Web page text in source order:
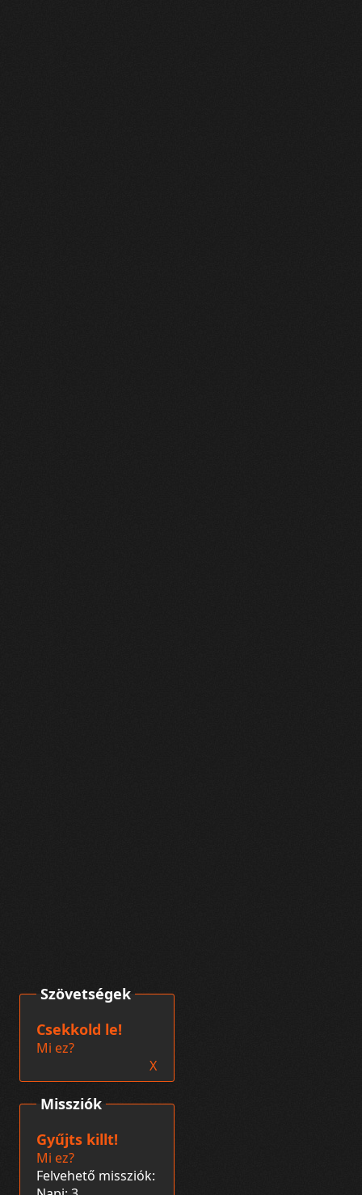
Missziók
Gyűjts killt!
Mi ez?
Felvehető missziók:
Szövetségek
Csekkold le!
Mi ez?
X